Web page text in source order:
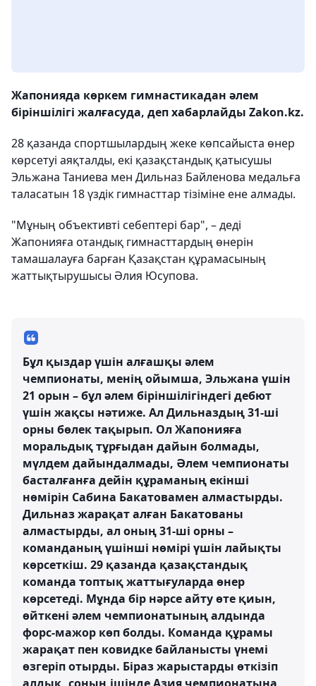
Жапонияда көркем гимнастикадан әлем
біріншілігі жалғасуда, деп хабарлайды Zakon.kz.
28 қазанда спортшылардың жеке көпсайыста өнер
көрсетуі аяқталды, екі қазақстандық қатысушы
Эльжана Таниева мен Дильназ Байленова медальға
таласатын 18 үздік гимнасттар тізіміне ене алмады.
"Мұның объективті себептері бар", – деді
Жапонияға отандық гимнасттардың өнерін
тамашалауға барған Қазақстан құрамасының
жаттықтырушысы Әлия Юсупова.
Бұл қыздар үшін алғашқы әлем
чемпионаты, менің ойымша, Эльжана үшін
21 орын – бұл әлем біріншілігіндегі дебют
үшін жақсы нәтиже. Ал Дильназдың 31-ші
орны бөлек тақырып. Ол Жапонияға
моральдық тұрғыдан дайын болмады,
мүлдем дайындалмады, Әлем чемпионаты
басталғанға дейін құраманың екінші
нөмірін Сабина Бакатовамен алмастырды.
Дильназ жарақат алған Бакатованы
алмастырды, ал оның 31-ші орны –
команданың үшінші нөмірі үшін лайықты
көрсеткіш. 29 қазанда қазақстандық
команда топтық жаттығуларда өнер
көрсетеді. Мұнда бір нәрсе айту өте қиын,
өйткені әлем чемпионатының алдында
форс-мажор көп болды. Команда құрамы
жарақат пен ковидке байланысты үнемі
өзгеріп отырды. Біраз жарыстарды өткізіп